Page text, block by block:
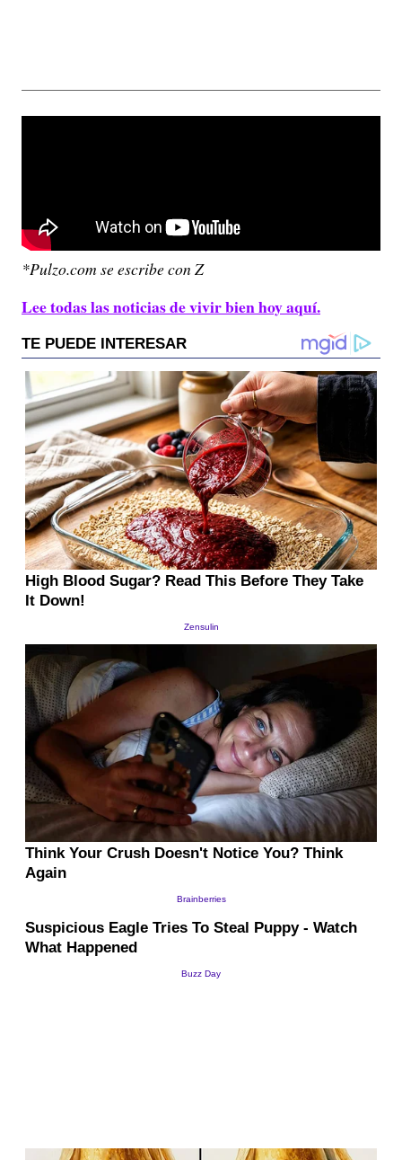
*Pulzo.com se escribe con Z
Lee todas las noticias de vivir bien hoy aquí.